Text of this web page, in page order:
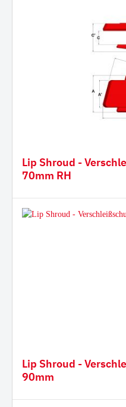
Lip Shroud -
70mm RH
Lip Shroud -
90mm